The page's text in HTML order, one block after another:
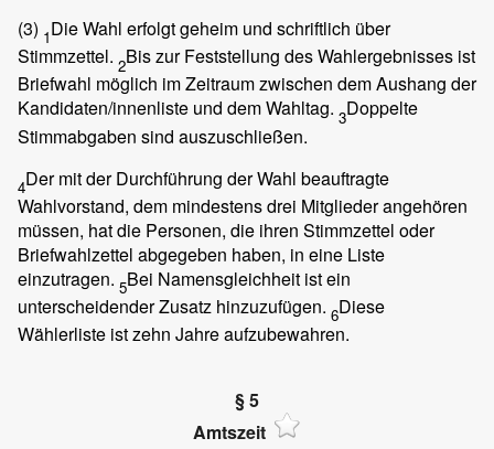
(3) 1Die Wahl erfolgt geheim und schriftlich über
Stimmzettel. 2Bis zur Feststellung des Wahlergebnisses ist
Briefwahl möglich im Zeitraum zwischen dem Aushang der
Kandidaten/innenliste und dem Wahltag. 3Doppelte
Stimmabgaben sind auszuschließen.
4Der mit der Durchführung der Wahl beauftragte
Wahlvorstand, dem mindestens drei Mitglieder angehören
müssen, hat die Personen, die ihren Stimmzettel oder
Briefwahlzettel abgegeben haben, in eine Liste
einzutragen. 5Bei Namensgleichheit ist ein
unterscheidender Zusatz hinzuzufügen. 6Diese
Wählerliste ist zehn Jahre aufzubewahren.
§ 5
Amtszeit